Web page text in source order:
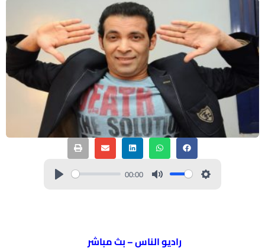
00:00
راديو الناس – بث مباشر